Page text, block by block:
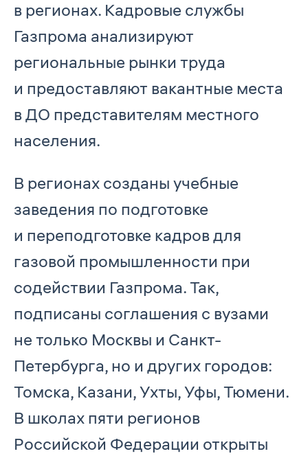
в регионах. Кадровые службы
Газпрома анализируют
региональные рынки труда
и предоставляют вакантные места
в ДО представителям местного
населения.
В регионах созданы учебные
заведения по подготовке
и переподготовке кадров для
газовой промышленности при
содействии Газпрома. Так,
подписаны соглашения с вузами
не только Москвы и Санкт-
Петербурга, но и других городов:
Томска, Казани, Ухты, Уфы, Тюмени.
В школах пяти регионов
Российской Федерации открыты